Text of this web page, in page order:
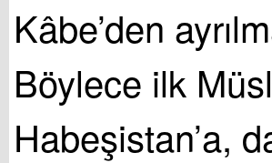
Kâbe’den
Böylece ilk
Habeşistan’a,